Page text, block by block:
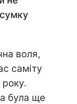
воля,
саміту
року.
була ще